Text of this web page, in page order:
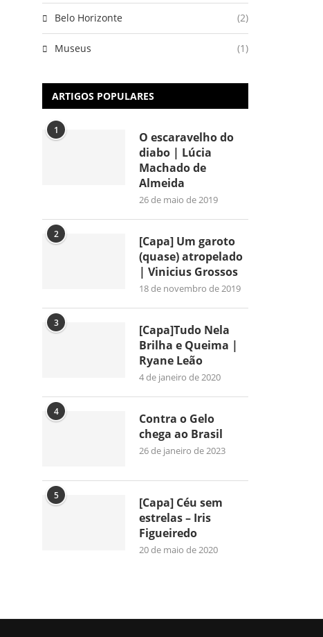
Belo Horizonte (2)
Museus (1)
ARTIGOS POPULARES
1
O escaravelho do
diabo | Lúcia
Machado de
Almeida
26 de maio de 2019
2
[Capa] Um garoto
(quase) atropelado
| Vinicius Grossos
18 de novembro de 2019
3
[Capa]Tudo Nela
Brilha e Queima |
Ryane Leão
4 de janeiro de 2020
4
Contra o Gelo
chega ao Brasil
26 de janeiro de 2023
5
[Capa] Céu sem
estrelas – Iris
Figueiredo
20 de maio de 2020